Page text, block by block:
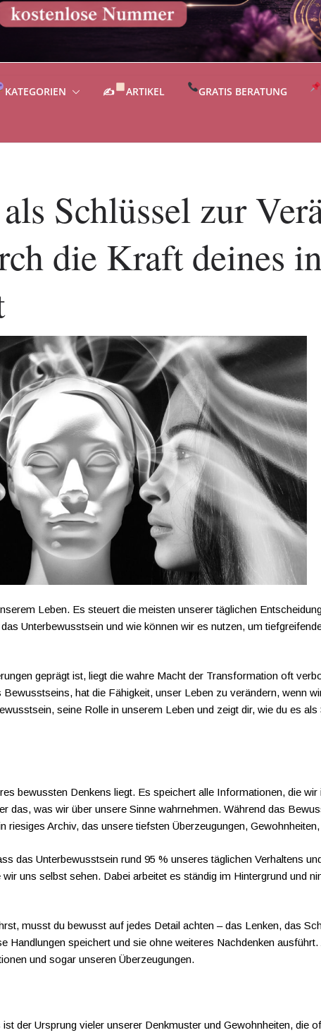
KATEGORIEN ✍ ARTIKEL GRATIS BERATUNG
Schlüssel zur
die Kraft deines
Leben. Es steuert die meisten unserer täglichen
Unterbewusstsein und wie können wir es nutzen, um
geprägt ist, liegt die wahre Macht der Transformation oft
hat die Fähigkeit, unser Leben zu verändern, wenn
seine Rolle in unserem Leben und zeigt dir, wie du es
bewussten Denkens liegt. Es speichert alle Informationen, die
das, was wir über unsere Sinne wahrnehmen. Während das
Archiv, das unsere tiefsten Überzeugungen,
das Unterbewusstsein rund 95 % unseres täglichen Verhaltens
uns selbst sehen. Dabei arbeitet es ständig im Hintergrund und
musst du bewusst auf jedes Detail achten – das Lenken, das
speichert und sie ohne weiteres Nachdenken
und sogar unseren Überzeugungen.
der Ursprung vieler unserer Denkmuster und Gewohnheiten, die